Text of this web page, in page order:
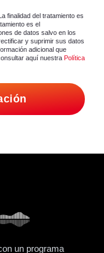
finalidad del tratamiento es
es el
de datos salvo en los
y suprimir sus datos
adicional que
aquí nuestra Política
un programa